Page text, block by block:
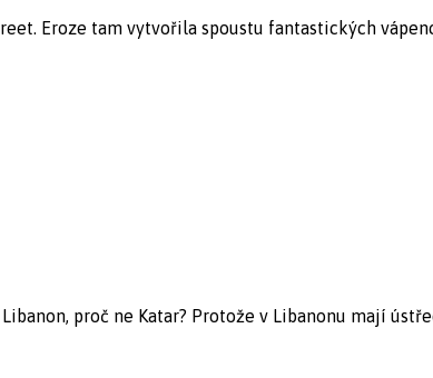
Eroze tam vytvořila spoustu fantastických
proč ne Katar? Protože v Libanonu mají